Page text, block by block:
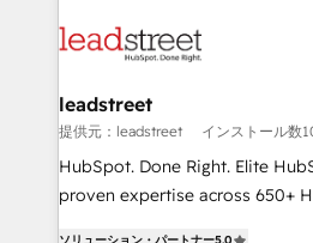
marketing, and service teams.
management, and speed up
projects completed, our Agile
HubSpot CRM drives measurable
RevOps services align your
leadstreet
提供元：leadstreet インストール数
HubSpot. Done Right. Elite
proven expertise across 650+